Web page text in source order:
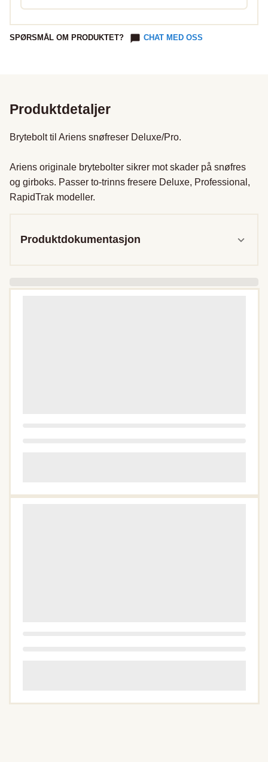
SPØRSMÅL OM PRODUKTET? CHAT MED OSS
Produktdetaljer
Brytebolt til Ariens snøfreser Deluxe/Pro.
Ariens originale brytebolter sikrer mot skader på snøfres
og girboks. Passer to-trinns fresere Deluxe, Professional,
RapidTrak modeller.
Produktdokumentasjon